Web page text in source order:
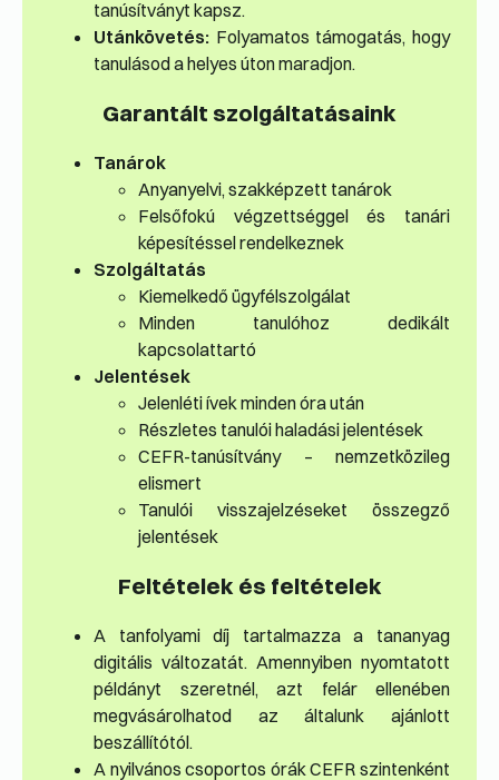
tanúsítványt kapsz.
Utánkövetés: Folyamatos támogatás, hogy
tanulásod a helyes úton maradjon.
Garantált szolgáltatásaink
Tanárok
Anyanyelvi, szakképzett tanárok
Felsőfokú végzettséggel és tanári
képesítéssel rendelkeznek
Szolgáltatás
Kiemelkedő ügyfélszolgálat
Minden tanulóhoz dedikált
kapcsolattartó
Jelentések
Jelenléti ívek minden óra után
Részletes tanulói haladási jelentések
CEFR-tanúsítvány – nemzetközileg
elismert
Tanulói visszajelzéseket összegző
jelentések
Feltételek és feltételek
A tanfolyami díj tartalmazza a tananyag
digitális változatát. Amennyiben nyomtatott
példányt szeretnél, azt felár ellenében
megvásárolhatod az általunk ajánlott
beszállítótól.
A nyilvános csoportos órák CEFR szintenként